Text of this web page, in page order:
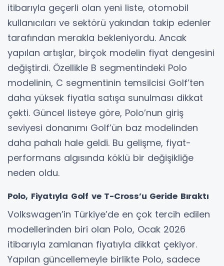
itibarıyla geçerli olan yeni liste, otomobil
kullanıcıları ve sektörü yakından takip edenler
tarafından merakla bekleniyordu. Ancak
yapılan artışlar, birçok modelin fiyat dengesini
değiştirdi. Özellikle B segmentindeki Polo
modelinin, C segmentinin temsilcisi Golf’ten
daha yüksek fiyatla satışa sunulması dikkat
çekti. Güncel listeye göre, Polo’nun giriş
seviyesi donanımı Golf’ün baz modelinden
daha pahalı hale geldi. Bu gelişme, fiyat-
performans algısında köklü bir değişikliğe
neden oldu.
Polo, Fiyatıyla Golf ve T-Cross’u Geride Bıraktı
Volkswagen’in Türkiye’de en çok tercih edilen
modellerinden biri olan Polo, Ocak 2026
itibarıyla zamlanan fiyatıyla dikkat çekiyor.
Yapılan güncellemeyle birlikte Polo, sadece